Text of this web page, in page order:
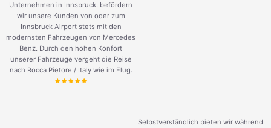
Unternehmen in Innsbruck, befördern
wir unsere Kunden von oder zum
Innsbruck Airport stets mit den
modernsten Fahrzeugen von Mercedes
Benz. Durch den hohen Konfort
unserer Fahrzeuge vergeht die Reise
nach Rocca Pietore / Italy wie im Flug.
Selbstverständlich bieten wir während